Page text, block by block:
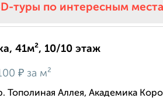
туры по интересным
41м², 10/10 этаж
₽ за м²
Тополиная Аллея, Академика